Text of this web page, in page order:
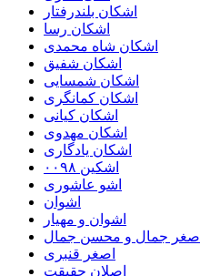
اشکان بلندرفتار
اشکان رسا
اشکان شاه محمدی
اشکان شفیق
اشکان شمسایی
اشکان‌ کمانگری
اشکان کیانی
اشکان مهدوی
اشکان یادگاری
اشکین ۰۰۹۸
اشو عاشوری
اشوان
اشوان و مهیار
اصغر جمال و محسن جمال
اصغر قنبری
اصلان حقیقت